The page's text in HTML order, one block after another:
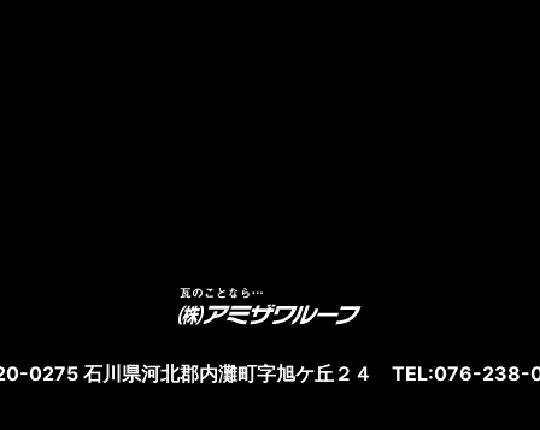
0275 石川県河北郡内灘町字旭ケ丘２４ TEL:076-238-